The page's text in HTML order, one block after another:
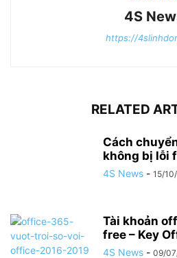
4S
https://
RELATED
Cách
không bị lỗi
4S News - 15/
Tài khoản
free – Key
4S News - 09/